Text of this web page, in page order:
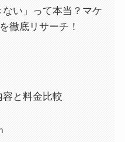
ない」って本当？マケ
徹底リサーチ！
と料金比較